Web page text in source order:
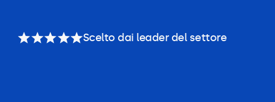
Scelto dai leader del settore